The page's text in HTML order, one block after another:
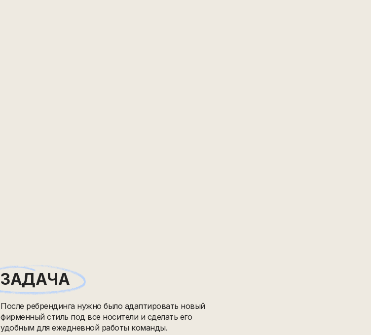
После ребрендинга нужно было адаптировать новый
фирменный стиль под все носители и сделать его
удобным для ежедневной работы команды.
ЗАДАЧА